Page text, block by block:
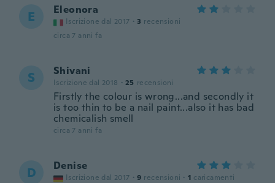
E Eleonora
Iscrizione dal 2017 · 3 recensioni
circa 7 anni fa
S Shivani
Iscrizione dal 2018 · 25 recensioni
Firstly the colour is wrong...and secondly it
is too thin to be a nail paint...also it has bad
chemicalish smell
circa 7 anni fa
D Denise
Iscrizione dal 2017 · 9 recensioni · 1 caricamenti